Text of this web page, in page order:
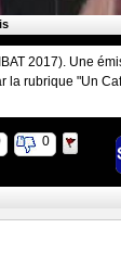
2017). Une
la rubrique "Un
0